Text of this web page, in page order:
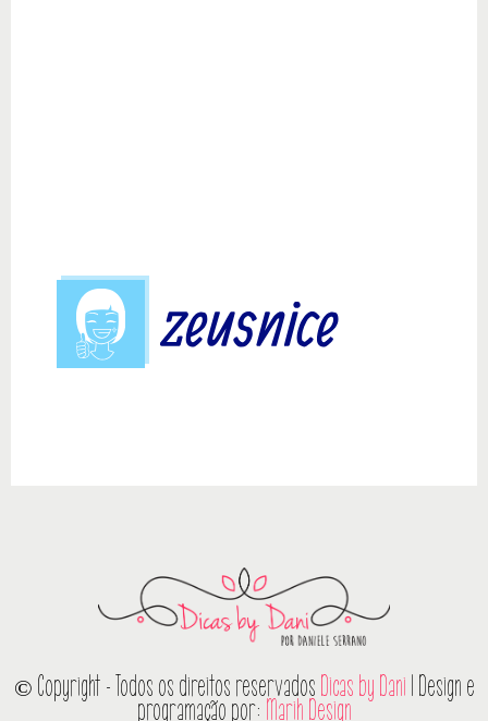
© Copyright - Todos os direitos reservados Dicas by Dani | Design e
programação por: Marih Design